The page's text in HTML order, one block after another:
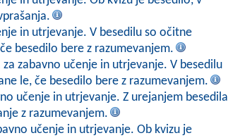
in utrjevanje. V besedilu so očitne
besedilo bere z razumevanjem.
za zabavno učenje in utrjevanje. V besedilu
le, če besedilo bere z razumevanjem.
učenje in utrjevanje. Z urejanjem besedila
z razumevanjem.
učenje in utrjevanje. Ob kvizu je